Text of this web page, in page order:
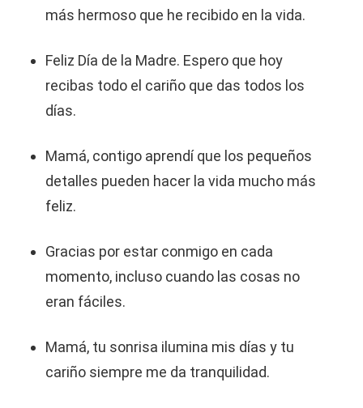
más hermoso que he recibido en la vida.
Feliz Día de la Madre. Espero que hoy
recibas todo el cariño que das todos los
días.
Mamá, contigo aprendí que los pequeños
detalles pueden hacer la vida mucho más
feliz.
Gracias por estar conmigo en cada
momento, incluso cuando las cosas no
eran fáciles.
Mamá, tu sonrisa ilumina mis días y tu
cariño siempre me da tranquilidad.